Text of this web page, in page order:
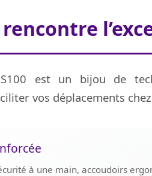
est un bijou de
vos déplacements
à une main, accoudoirs